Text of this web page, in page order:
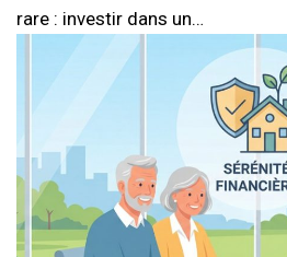
rare : investir dans un…